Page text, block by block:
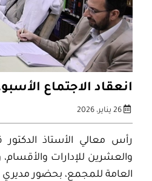
انعقاد الاجتماع
26 يناير، 2026
رأس معالي الأستاذ
والعشرين للإدارات والأقسام،
العامة للمجمع، بحضور مديري